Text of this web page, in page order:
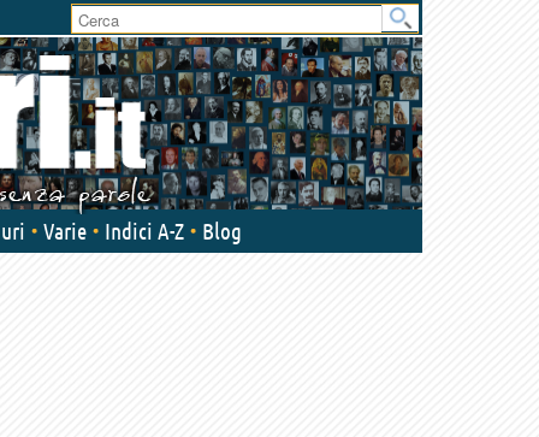
User
area
Varie Indici A-Z Blog